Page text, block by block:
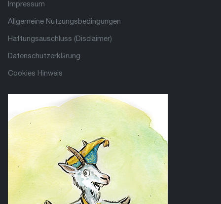
Impressum
Allgemeine Nutzungsbedingungen
Haftungsauschluss (Disclaimer)
Datenschutzerklärung
Cookies Hinweis